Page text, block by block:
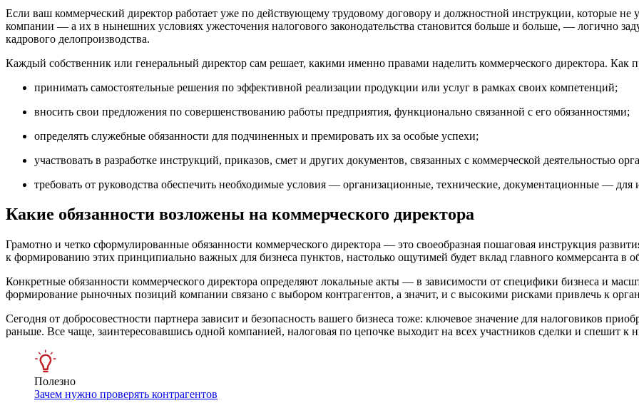
Если ваш коммерческий директор работает уже по действующему трудовому договору и должностной инструкции, которые
компании — а их в нынешних условиях ужесточения налогового законодательства становится больше и больше, — логично
кадрового делопроизводства.
Каждый собственник или генеральный директор сам решает, какими именно правами наделить коммерческого директора. Как
принимать самостоятельные решения по эффективной реализации продукции или услуг в рамках своих компетенций;
вносить свои предложения по совершенствованию работы предприятия, функционально связанной с его обязанностями;
определять служебные обязанности для подчиненных и премировать их за особые успехи;
участвовать в разработке инструкций, приказов, смет и других документов, связанных с коммерческой деятельностью
требовать от руководства обеспечить необходимые условия — организационные, технические, документационные —
Какие обязанности возложены на коммерческого директора
Грамотно и четко сформулированные обязанности коммерческого директора — это своеобразная пошаговая инструкция
к формированию этих принципиально важных для бизнеса пунктов, настолько ощутимей будет вклад главного коммерсанта в
Конкретные обязанности коммерческого директора определяют локальные акты — в зависимости от специфики бизнеса и
формирование рыночных позиций компании связано с выбором контрагентов, а значит, и с высокими рисками привлечь к
Сегодня от добросовестности партнера зависит и безопасность вашего бизнеса тоже: ключевое значение для налоговиков
раньше. Все чаще, заинтересовавшись одной компанией, налоговая по цепочке выходит на всех участников сделки и спешит
Полезно
Зачем нужно проверять контрагентов